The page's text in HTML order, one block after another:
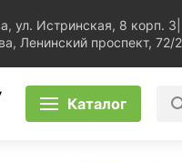
ул. Истринская, 8 корп. 3
Ленинский проспект, 72/2
Каталог